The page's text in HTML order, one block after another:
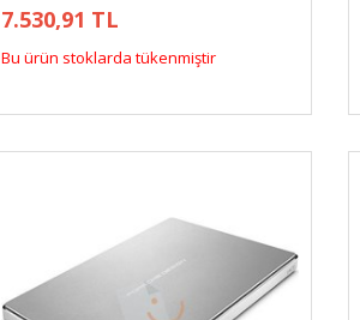
7.530,91 TL
Bu ürün stoklarda tükenmiştir